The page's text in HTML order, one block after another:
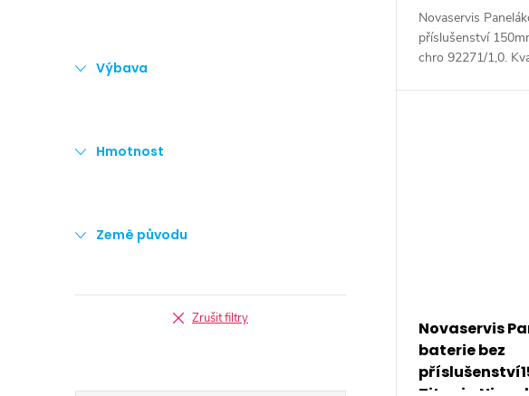
Výbava
Hmotnost
Země původu
Zrušit filtry
Novaservis
příslušenství
chro 92271/1,0.
keramická kartuše
Novaservis
baterie bez